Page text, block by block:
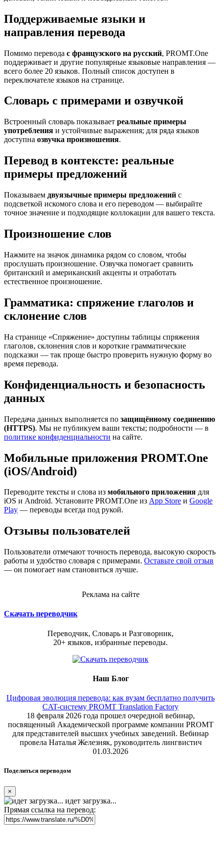
Поддерживаемые языки и
направления перевода
Помимо перевода с французского на русский, PROMT.One
поддерживает и другие популярные языковые направления —
всего более 20 языков. Полный список доступен в
переключателе языков на странице.
Словарь с примерами и озвучкой
Встроенный словарь показывает реальные примеры
употребления и устойчивые выражения; для ряда языков
доступна озвучка произношения.
Перевод в контексте: реальные
примеры предложений
Показываем двуязычные примеры предложений с
подсветкой искомого слова и его переводом — выбирайте
точное значение и подходящие коллокации для вашего текста.
Произношение слов
Нажмите на значок динамика рядом со словом, чтобы
прослушать произношение. Озвучка помогает сравнить
британский и американский акценты и отработать
естественное произношение.
Грамматика: спряжение глаголов и
склонение слов
На странице «Спряжение» доступны таблицы спряжения
глаголов, склонения слов и короткие грамматические
подсказки — так проще быстро проверить нужную форму во
время перевода.
Конфиденциальность и безопасность
данных
Передача данных выполняется по защищённому соединению
(HTTPS). Мы не публикуем ваши тексты; подробности — в
политике конфиденциальности на сайте.
Мобильные приложения PROMT.One
(iOS/Android)
Переводите тексты и слова из мобильного приложения для
iOS и Android. Установите PROMT.One из App Store и Google
Play — переводы всегда под рукой.
Отзывы пользователей
Пользователи отмечают точность перевода, высокую скорость
работы и удобство словаря с примерами. Оставьте свой отзыв
— он помогает нам становиться лучше.
Реклама на сайте
Скачать переводчик
Переводчик, Словарь и Разговорник,
20+ языков, избранные переводы.
Наш Блог
Цифровая эволюция перевода: как вузам бесплатно получить
CAT-систему PROMT Translation Factory
18 февраля 2026 года прошел очередной вебинар,
посвященный Академической программе компании PROMT
для представителей высших учебных заведений. Вебинар
провела Наталья Железняк, руководитель лингвистич
01.03.2026
Поделиться переводом
×
идет загрузка...
Прямая ссылка на перевод: